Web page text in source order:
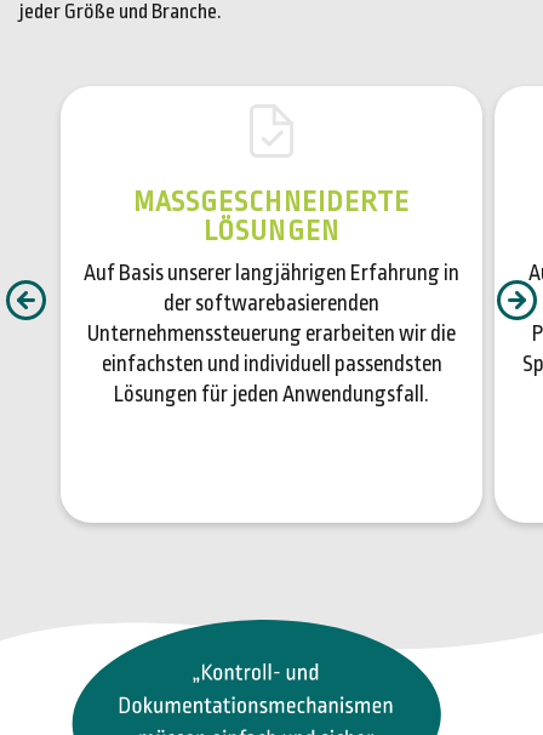
jeder Größe und Branche.
MASSGESCHNEIDERTE
LÖSUNGEN
Auf Basis unserer langjährigen Erfahrung in
der softwarebasierenden
Unternehmenssteuerung erarbeiten wir die
einfachsten und individuell passendsten
Lösungen für jeden Anwendungsfall.